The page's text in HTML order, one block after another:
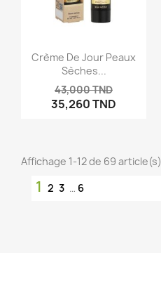
Crème De Jour Peaux
Sèches...
43,000 TND
35,260 TND
Affichage 1-12 de 69 article(s)
1 2 3 … 6